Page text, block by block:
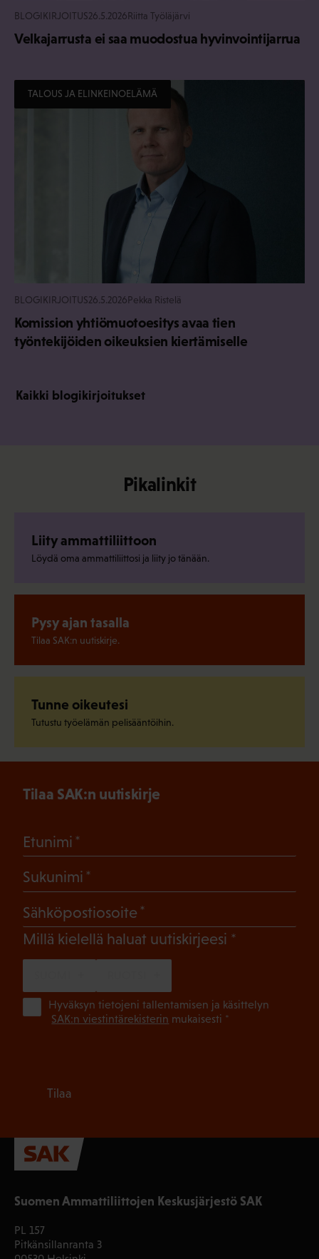
BLOGIKIRJOITUS26.5.2026Riitta Työläjärvi
Velkajarrusta ei saa muodostua hyvinvointijarrua
TALOUS JA ELINKEINOELÄMÄ
BLOGIKIRJOITUS26.5.2026Pekka Ristelä
Komission yhtiömuotoesitys avaa tien
työntekijöiden oikeuksien kiertämiselle
Kaikki blogikirjoitukset
Pikalinkit
Liity ammattiliittoon
Löydä oma ammattiliittosi ja liity jo tänään.
Pysy ajan tasalla
Tilaa SAK:n uutiskirje.
Tunne oikeutesi
Tutustu työelämän pelisääntöihin.
Suomen Ammattiliittojen Keskusjärjestö SAK
PL 157
Pitkänsillanranta 3
Tilaa SAK:n uutiskirje
Etunimi
Sukunimi
Sähköpostiosoite
Millä kielellä haluat uutiskirjeesi (Pakollinen)
Hyväksyn tietojeni tallentamisen ja käsittelyn
SAK:n viestintärekisterin mukaisesti *
Tilaa